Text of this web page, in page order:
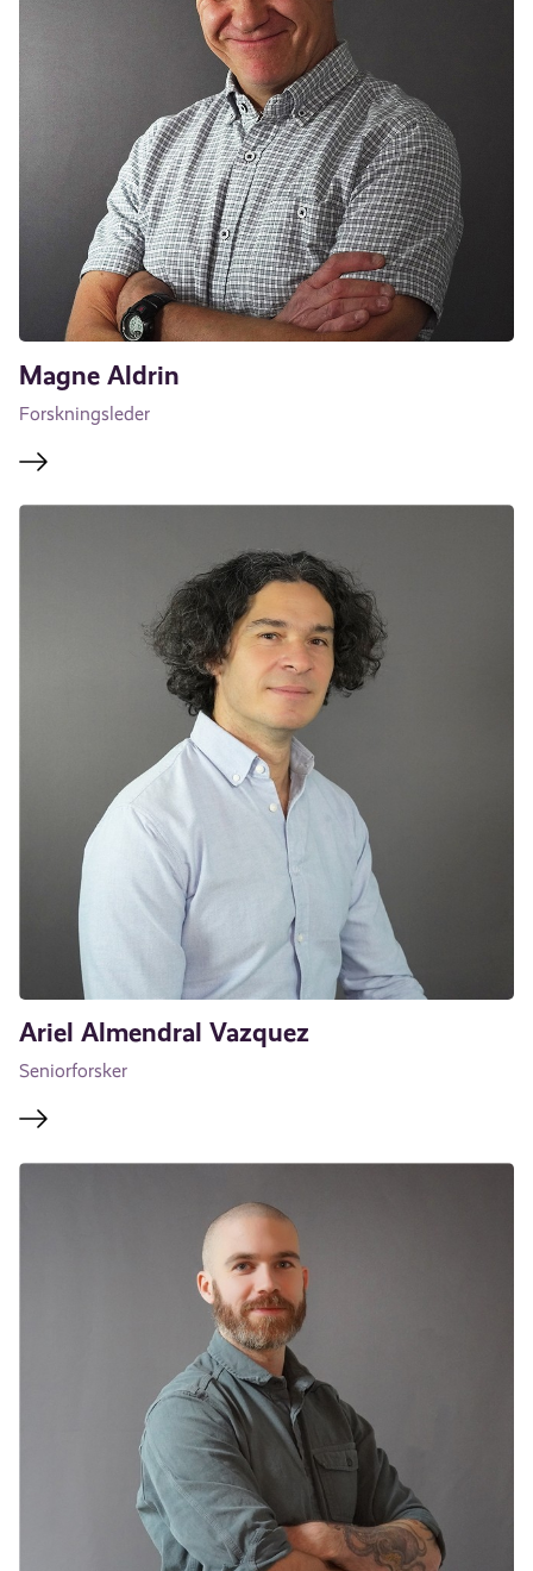
Magne Aldrin
Forskningsleder
Ariel Almendral Vazquez
Seniorforsker